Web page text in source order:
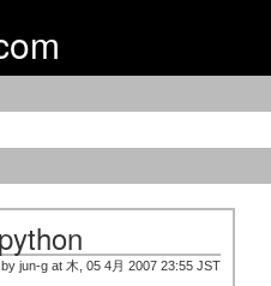
jun-g at 木, 05 4月 2007 23:55 JST